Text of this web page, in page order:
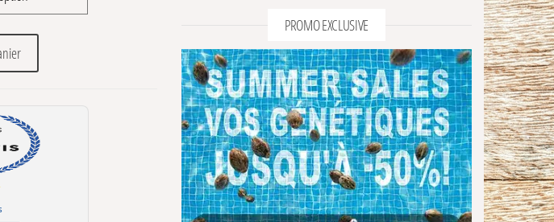
Version) Delicious Seeds
PROMO EXCLUSIVE